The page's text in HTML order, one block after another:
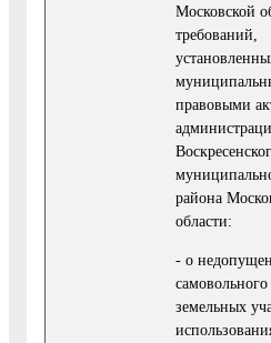
Московской
требований,
правовыми
района
области:
- о
самовольного
земельных